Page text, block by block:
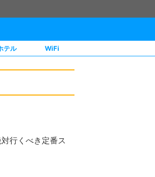
テル
WiFi
行くべき定番ス